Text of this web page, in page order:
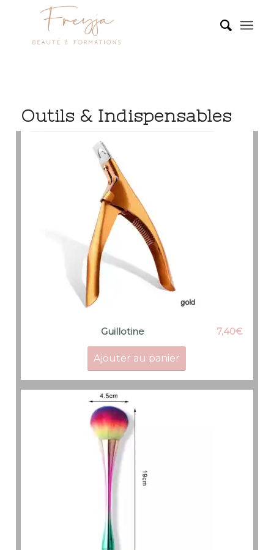
Outils & Indispensables
Guillotine 7,40€
Ajouter au panier